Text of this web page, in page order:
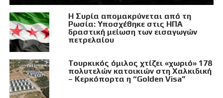
Η Συρία απομακρύνεται από τη
Ρωσία: Υποσχέθηκε στις ΗΠΑ
δραστική μείωση των εισαγωγών
πετρελαίου
Τουρκικός όμιλος χτίζει «χωριό» 178
πολυτελών κατοικιών στη Χαλκιδική
– Κερκόπορτα η “Golden Visa”